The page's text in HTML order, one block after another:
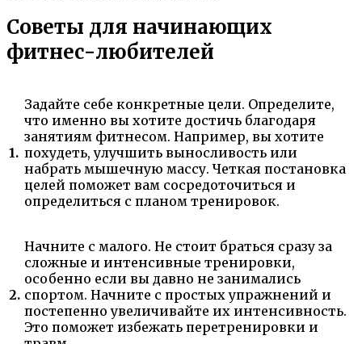
Советы для начинающих
фитнес-любителей
1.
Задайте себе конкретные цели. Определите,
что именно вы хотите достичь благодаря
занятиям фитнесом. Например, вы хотите
похудеть, улучшить выносливость или
набрать мышечную массу. Четкая постановка
целей поможет вам сосредоточиться и
определиться с планом тренировок.
2.
Начните с малого. Не стоит браться сразу за
сложные и интенсивные тренировки,
особенно если вы давно не занимались
спортом. Начните с простых упражнений и
постепенно увеличивайте их интенсивность.
Это поможет избежать перетренировки и